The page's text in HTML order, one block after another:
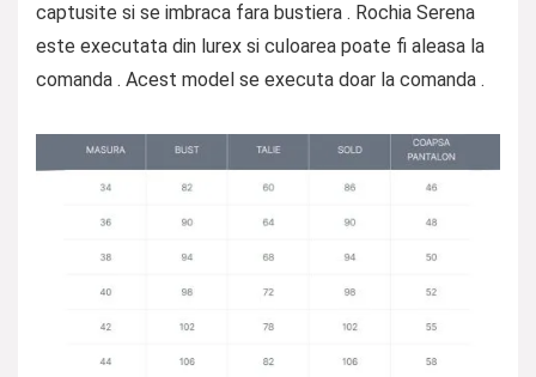
captusite si se imbraca fara bustiera . Rochia Serena
este executata din lurex si culoarea poate fi aleasa la
comanda . Acest model se executa doar la comanda .